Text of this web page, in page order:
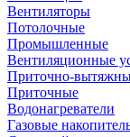
Вентиляторы
Потолочные
Промышленные
Вентиляционные
Приточно-
Приточные
Водонагреватели
Газовые